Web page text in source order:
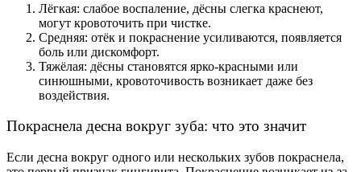
Лёгкая: слабое воспаление, дёсны слегка краснеют,
могут кровоточить при чистке.
Средняя: отёк и покраснение усиливаются, появляется
боль или дискомфорт.
Тяжёлая: дёсны становятся ярко-красными или
синюшными, кровоточивость возникает даже без
воздействия.
Покраснела десна вокруг зуба: что это значит
Если десна вокруг одного или нескольких зубов покраснела,